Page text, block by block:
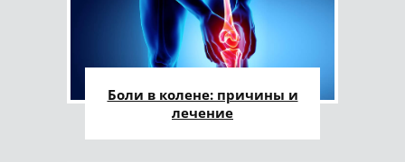
Боли в колене: причины и
лечение